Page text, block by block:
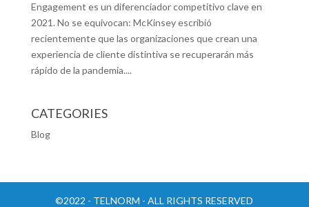
Engagement es un diferenciador competitivo clave en
2021. No se equivocan: McKinsey escribió
recientemente que las organizaciones que crean una
experiencia de cliente distintiva se recuperarán más
rápido de la pandemia....
CATEGORIES
Blog
©2022 - TELNORM - ALL RIGHTS RESERVED